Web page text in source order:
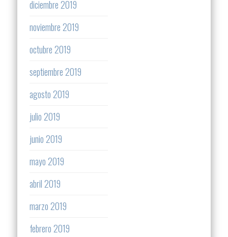
diciembre 2019
noviembre 2019
octubre 2019
septiembre 2019
agosto 2019
julio 2019
junio 2019
mayo 2019
abril 2019
marzo 2019
febrero 2019